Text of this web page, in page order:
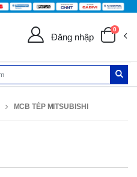
Đăng nhập
0
MCB TÉP MITSUBISHI